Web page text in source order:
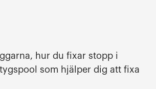
hur du fixar stopp i
som hjälper dig att fixa